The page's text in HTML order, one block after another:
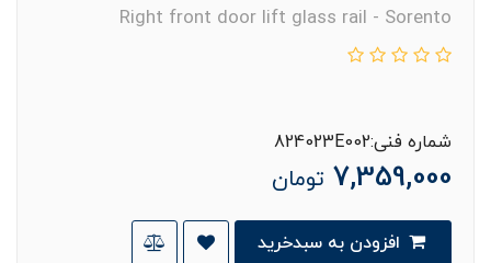
Right front door lift glass rail - Sorento
شماره فنی:824023E002
7,359,000 تومان